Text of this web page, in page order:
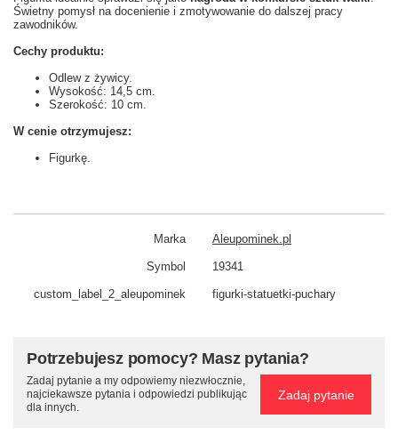
Świetny pomysł na docenienie i zmotywowanie do dalszej pracy
zawodników.
Cechy produktu:
Odlew z żywicy.
Wysokość: 14,5 cm.
Szerokość: 10 cm.
W cenie otrzymujesz:
Figurkę.
Marka Aleupominek.pl
Symbol 19341
custom_​label_​2_aleupominek figurki-statuetki-puchary
Potrzebujesz pomocy? Masz pytania?
Zadaj pytanie a my odpowiemy niezwłocznie,
najciekawsze pytania i odpowiedzi publikując
dla innych.
Zadaj pytanie